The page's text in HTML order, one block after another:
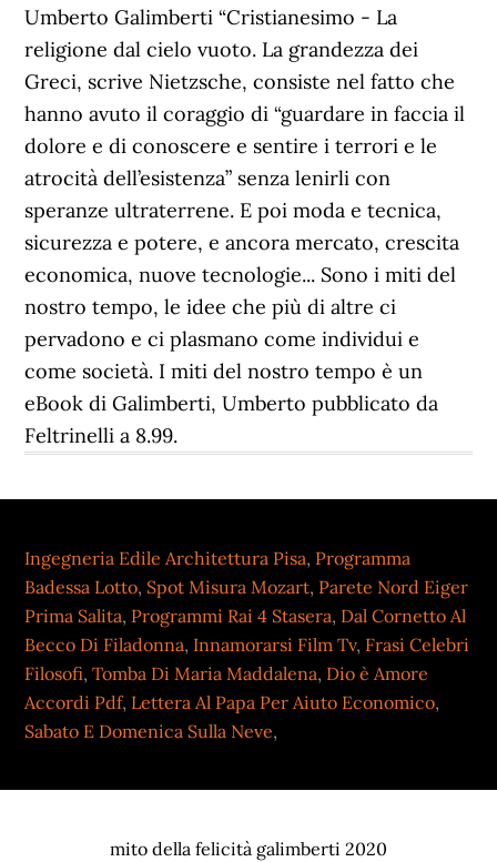
Umberto Galimberti “Cristianesimo - La
religione dal cielo vuoto. La grandezza dei
Greci, scrive Nietzsche, consiste nel fatto che
hanno avuto il coraggio di “guardare in faccia il
dolore e di conoscere e sentire i terrori e le
atrocità dell’esistenza” senza lenirli con
speranze ultraterrene. E poi moda e tecnica,
sicurezza e potere, e ancora mercato, crescita
economica, nuove tecnologie... Sono i miti del
nostro tempo, le idee che più di altre ci
pervadono e ci plasmano come individui e
come società. I miti del nostro tempo è un
eBook di Galimberti, Umberto pubblicato da
Feltrinelli a 8.99.
Ingegneria Edile Architettura Pisa, Programma
Badessa Lotto, Spot Misura Mozart, Parete Nord Eiger
Prima Salita, Programmi Rai 4 Stasera, Dal Cornetto Al
Becco Di Filadonna, Innamorarsi Film Tv, Frasi Celebri
Filosofi,Tomba Di Maria Maddalena, Dio è Amore
Accordi Pdf, Lettera Al Papa Per Aiuto Economico,
Sabato E Domenica Sulla Neve,
mito della felicità galimberti 2020